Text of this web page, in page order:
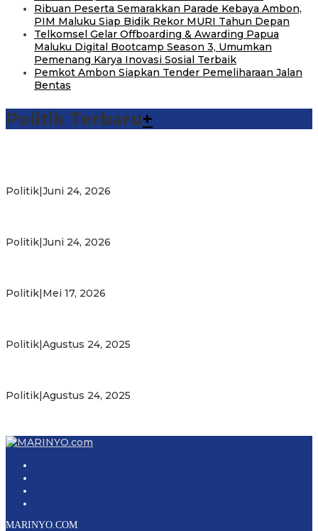
Ribuan Peserta Semarakkan Parade Kebaya Ambon,
PIM Maluku Siap Bidik Rekor MURI Tahun Depan
Telkomsel Gelar Offboarding & Awarding Papua
Maluku Digital Bootcamp Season 3, Umumkan
Pemenang Karya Inovasi Sosial Terbaik
Pemkot Ambon Siapkan Tender Pemeliharaan Jalan
Bentas
Politik Terbaru+
Politik Juni 24, 2026
Politik Juni 24, 2026
Politik Mei 17, 2026
Politik Agustus 24, 2025
Politik Agustus 24, 2025
MARINYO.COM